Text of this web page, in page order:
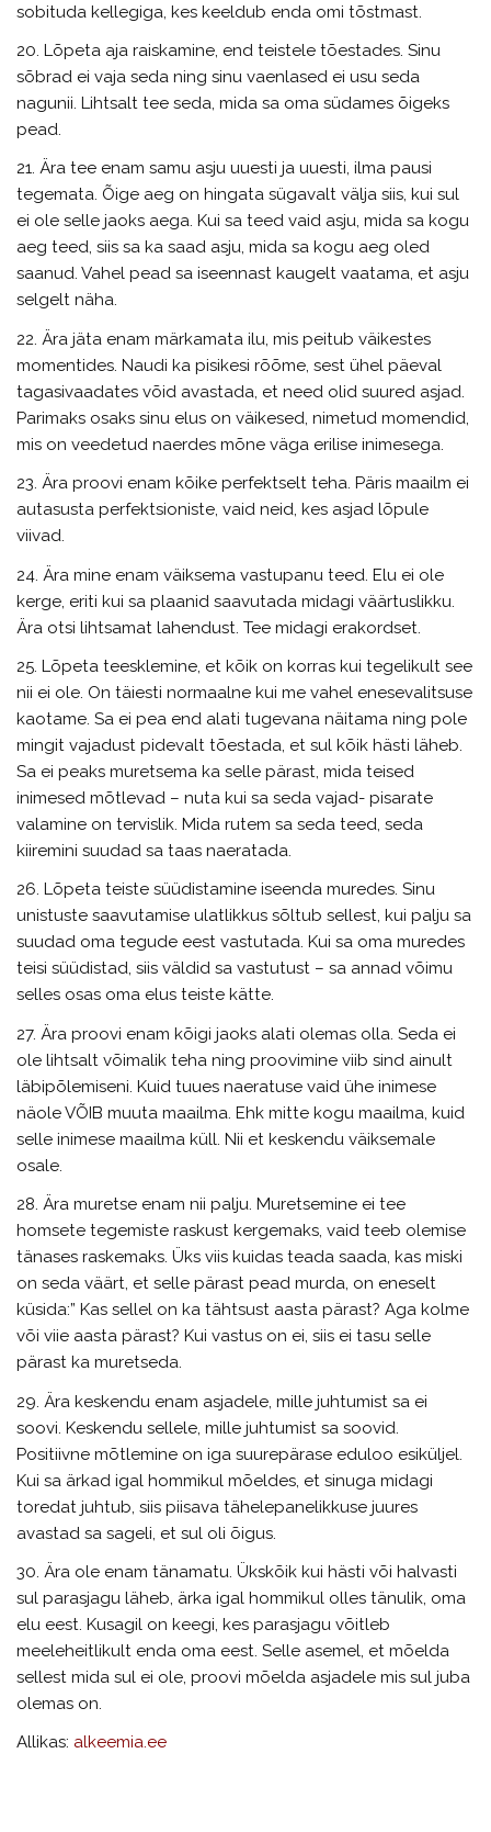
sobituda kellegiga, kes keeldub enda omi tõstmast.
20. Lõpeta aja raiskamine, end teistele tõestades. Sinu
sõbrad ei vaja seda ning sinu vaenlased ei usu seda
nagunii. Lihtsalt tee seda, mida sa oma südames õigeks
pead.
21. Ära tee enam samu asju uuesti ja uuesti, ilma pausi
tegemata. Õige aeg on hingata sügavalt välja siis, kui sul
ei ole selle jaoks aega. Kui sa teed vaid asju, mida sa kogu
aeg teed, siis sa ka saad asju, mida sa kogu aeg oled
saanud. Vahel pead sa iseennast kaugelt vaatama, et asju
selgelt näha.
22. Ära jäta enam märkamata ilu, mis peitub väikestes
momentides. Naudi ka pisikesi rõõme, sest ühel päeval
tagasivaadates võid avastada, et need olid suured asjad.
Parimaks osaks sinu elus on väikesed, nimetud momendid,
mis on veedetud naerdes mõne väga erilise inimesega.
23. Ära proovi enam kõike perfektselt teha. Päris maailm ei
autasusta perfektsioniste, vaid neid, kes asjad lõpule
viivad.
24. Ära mine enam väiksema vastupanu teed. Elu ei ole
kerge, eriti kui sa plaanid saavutada midagi väärtuslikku.
Ära otsi lihtsamat lahendust. Tee midagi erakordset.
25. Lõpeta teesklemine, et kõik on korras kui tegelikult see
nii ei ole. On täiesti normaalne kui me vahel enesevalitsuse
kaotame. Sa ei pea end alati tugevana näitama ning pole
mingit vajadust pidevalt tõestada, et sul kõik hästi läheb.
Sa ei peaks muretsema ka selle pärast, mida teised
inimesed mõtlevad – nuta kui sa seda vajad- pisarate
valamine on tervislik. Mida rutem sa seda teed, seda
kiiremini suudad sa taas naeratada.
26. Lõpeta teiste süüdistamine iseenda muredes. Sinu
unistuste saavutamise ulatlikkus sõltub sellest, kui palju sa
suudad oma tegude eest vastutada. Kui sa oma muredes
teisi süüdistad, siis väldid sa vastutust – sa annad võimu
selles osas oma elus teiste kätte.
27. Ära proovi enam kõigi jaoks alati olemas olla. Seda ei
ole lihtsalt võimalik teha ning proovimine viib sind ainult
läbipõlemiseni. Kuid tuues naeratuse vaid ühe inimese
näole VÕIB muuta maailma. Ehk mitte kogu maailma, kuid
selle inimese maailma küll. Nii et keskendu väiksemale
osale.
28. Ära muretse enam nii palju. Muretsemine ei tee
homsete tegemiste raskust kergemaks, vaid teeb olemise
tänases raskemaks. Üks viis kuidas teada saada, kas miski
on seda väärt, et selle pärast pead murda, on eneselt
küsida:” Kas sellel on ka tähtsust aasta pärast? Aga kolme
või viie aasta pärast? Kui vastus on ei, siis ei tasu selle
pärast ka muretseda.
29. Ära keskendu enam asjadele, mille juhtumist sa ei
soovi. Keskendu sellele, mille juhtumist sa soovid.
Positiivne mõtlemine on iga suurepärase eduloo esiküljel.
Kui sa ärkad igal hommikul mõeldes, et sinuga midagi
toredat juhtub, siis piisava tähelepanelikkuse juures
avastad sa sageli, et sul oli õigus.
30. Ära ole enam tänamatu. Ükskõik kui hästi või halvasti
sul parasjagu läheb, ärka igal hommikul olles tänulik, oma
elu eest. Kusagil on keegi, kes parasjagu võitleb
meeleheitlikult enda oma eest. Selle asemel, et mõelda
sellest mida sul ei ole, proovi mõelda asjadele mis sul juba
olemas on.
Allikas: alkeemia.ee